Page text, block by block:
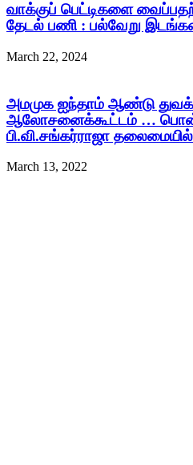
வாக்குப் பெட்டிகளை
தேடல் பணி : பல்வேறு
March 22, 2024
அமமுக ஐந்தாம் ஆண்டு
ஆலோசனைக்கூட்டம் …
பி.வி.சங்கர்ராஜா
March 13, 2022